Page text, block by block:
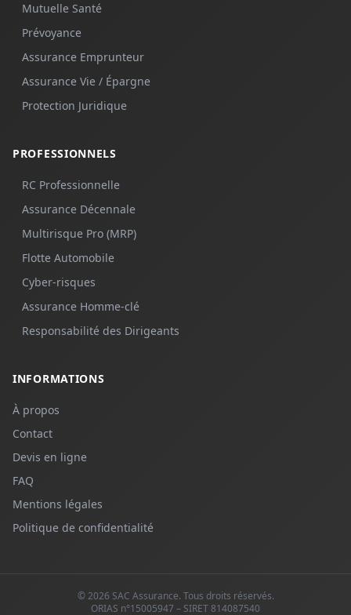
Mutuelle Santé
Prévoyance
Assurance Emprunteur
Assurance Vie / Épargne
Protection Juridique
PROFESSIONNELS
RC Professionnelle
Assurance Décennale
Multirisque Pro (MRP)
Flotte Automobile
Cyber-risques
Assurance Homme-clé
Responsabilité des Dirigeants
INFORMATIONS
À propos
Contact
Devis en ligne
FAQ
Mentions légales
Politique de confidentialité
©2026 SAC Assurance. Tous droits réservés.
ORIAS n°15005947 – SIRET814087540